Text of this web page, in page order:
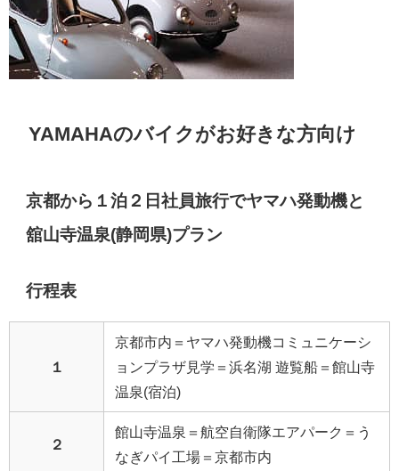
YAMAHAのバイクがお好きな方向け
京都から１泊２日社員旅行でヤマハ発動機と
舘山寺温泉(静岡県)プラン
行程表
１
京都市内＝ヤマハ発動機コミュニケーシ
ョンプラザ見学＝浜名湖 遊覧船＝館山寺
温泉(宿泊)
２
館山寺温泉＝航空自衛隊エアパーク＝う
なぎパイ工場＝京都市内